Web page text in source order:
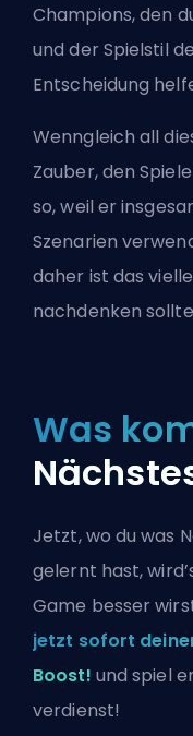
Champions, den
und der Spielstil
Entscheidung
Wenngleich all
Zauber, den
so, weil er
Szenarien
daher ist das
nachdenken
Was
Jetzt, wo du was
gelernt hast,
Game besser
jetzt sofort
Boost! und spiel
verdienst!